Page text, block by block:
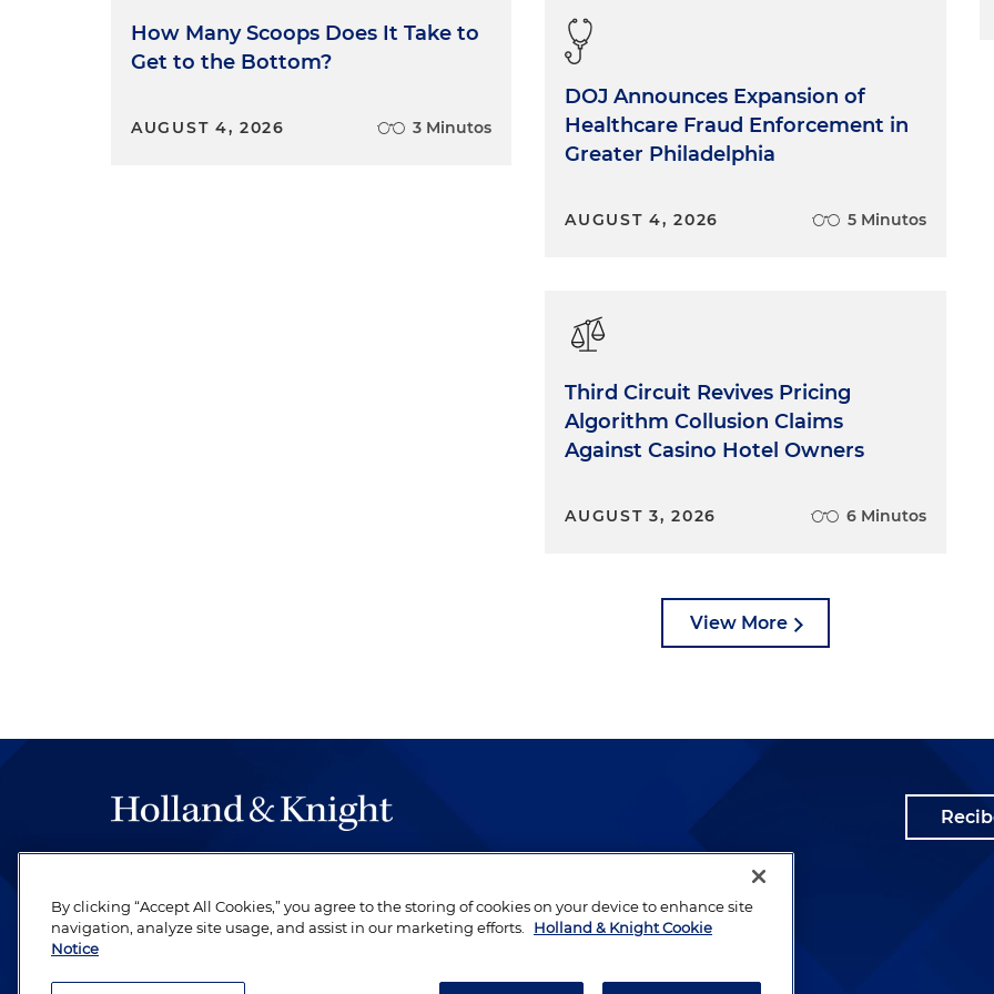
How Many Scoops Does It Take to
Get to the Bottom?
AUGUST 4, 2026 3 Minutos
DOJ Announces Expansion of
Healthcare Fraud Enforcement in
Greater Philadelphia
AUGUST 4, 2026 5 Minutos
Third Circuit Revives Pricing
Algorithm Collusion Claims
Against Casino Hotel Owners
AUGUST 3, 2026 6 Minutos
View More
By clicking “Accept All Cookies,” you agree to the storing of cookies on your device to enhance site
navigation, analyze site usage, and assist in our marketing efforts.
Holland & Knight Cookie
Notice